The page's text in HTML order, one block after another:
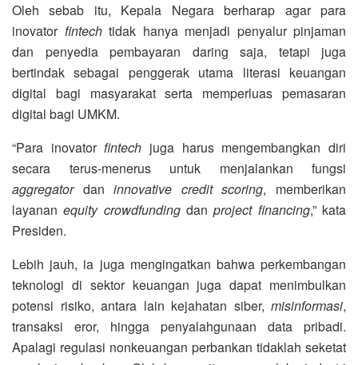
Oleh sebab itu, Kepala Negara berharap agar para
inovator fintechtidak hanya menjadi penyalur pinjaman
dan penyedia pembayaran daring saja, tetapi juga
bertindak sebagai penggerak utama literasi keuangan
digital bagi masyarakat serta memperluas pemasaran
digital bagi UMKM.
“Para inovatorfintech juga harus mengembangkan diri
secara terus-menerus untuk menjalankan fungsi
aggregatordaninnovative credit scoring, memberikan
layananequity crowdfundingdanproject financing,” kata
Presiden.
Lebih jauh, ia juga mengingatkan bahwa perkembangan
teknologi di sektor keuangan juga dapat menimbulkan
potensi risiko, antara lain kejahatan siber, misinformasi,
transaksi eror, hingga penyalahgunaan data pribadi.
Apalagi regulasi nonkeuangan perbankan tidaklah seketat